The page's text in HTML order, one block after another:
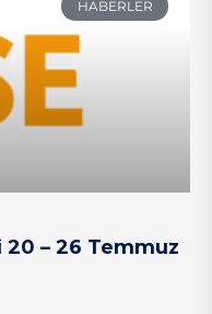
HABERLER
– 26 Temmuz